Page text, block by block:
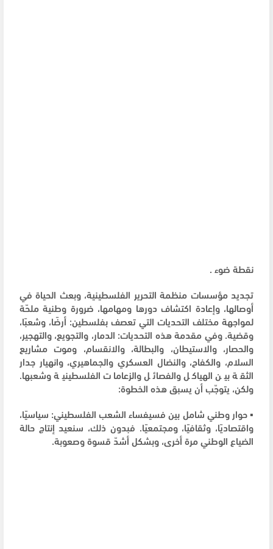
نقطة ضوء .
تجديد مؤسسات منظمة التحرير الفلسطينية، وبعث الحياة في
أوصالها، وإعادة اكتشاف دورها ومهامها، ضرورة وطنية ملحّة
لمواجهة مختلف التحديات التي تعصف بفلسطين: أرضًا، وشعبًا،
وقضية. وفي مقدمة هذه التحديات: الدمار، والتجويع، والتهجير،
والحصار، والاستيطان، والبطالة، والانقسام، وموت مشاريع
السلام، والكفاح، والنضال العسكري والجماهيري، وانهيار جدار
الثقة بين الهياكل والفصائل والزعامات الفلسطينية وشعبها.
ولكن، يتوجّب أن يسبق هذه الخطوة:
▪️ حوار وطني شامل بين فسيفساء الشعب الفلسطيني: سياسيًا،
واقتصاديًا، وثقافيًا، ومجتمعيًا. فبدون ذلك، سنعيد إنتاج حالة
الضياع الوطني مرة أخرى، وبشكل أشدّ قسوة وصعوبة.